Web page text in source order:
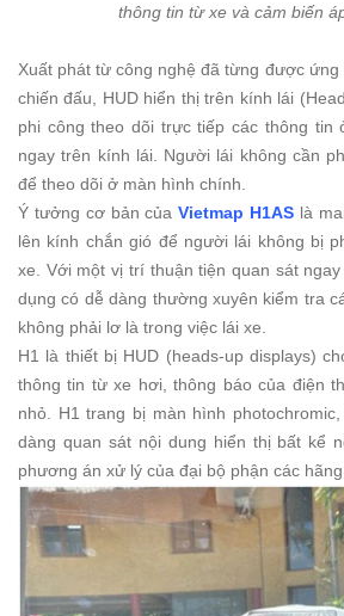
thông tin từ xe và cảm biến
Xuất phát từ công nghệ đã từng được
chiến đấu, HUD hiển thị trên kính lái
phi công theo dõi trực tiếp các thông tin
ngay trên kính lái. Người lái không cần
để theo dõi ở màn hình chính.
Ý tưởng cơ bản củaVietmap H1AS là
lên kính chắn gió để người lái không bị
xe. Với một vị trí thuận tiện quan sát
dụng có dễ dàng thường xuyên kiểm tra
không phải lơ là trong việc lái xe.
H1 là thiết bị HUD (heads-up displays)
thông tin từ xe hơi, thông báo của điện
nhỏ. H1 trang bị màn hình
dàng quan sát nội dung hiển thị bất kể
phương án xử lý của đại bộ phận các